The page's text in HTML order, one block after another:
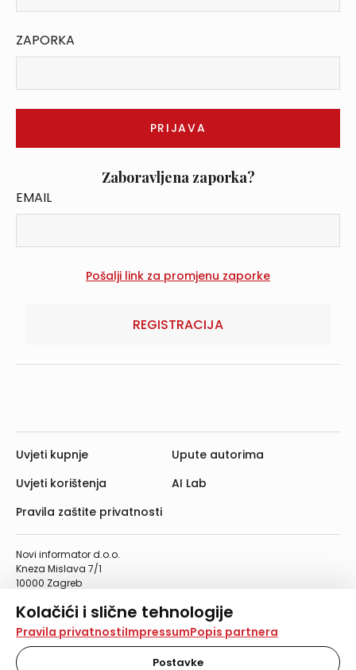
Kolačići i slične tehnologije
Na našoj web stranici koristimo kolačiće i slične
tehnologije za pohranu, čitanje i obradu informacija na
vašem uređaju. Time poboljšavamo korisničko iskustvo,
Pravila privatnostiImpressumPopis partnera
Postavke
ZAPORKA
Zaboravljena zaporka?
EMAIL
REGISTRACIJA
Novi informator d.o.o.
Kneza Mislava 7/1
10000 Zagreb
Telefaks: 01/4612-553
info@informator.hr
PRATITE NAS:
Uvjeti kupnje
Uvjeti korištenja
Pravila zaštite privatnosti
Upute autorima
AI Lab